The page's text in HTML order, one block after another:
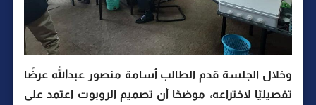
وخلال الجلسة قدم الطالب أسامة منصور عبدالله عرضًا
تفصيليًا لاختراعه، موضحًا أن تصميم الروبوت اعتمد على